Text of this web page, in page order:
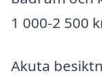
1 000-2 500
Akuta